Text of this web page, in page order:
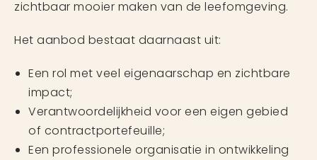
zichtbaar mooier maken van de leefomgeving.
Het aanbod bestaat daarnaast uit:
Een rol met veel eigenaarschap en zichtbare
impact;
Verantwoordelijkheid voor een eigen gebied
of contractportefeuille;
Een professionele organisatie in ontwikkeling